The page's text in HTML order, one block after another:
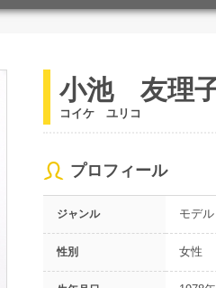
小池 友理
コイケ ユリコ
プロフィール
ジャンル モデル
性別 女性